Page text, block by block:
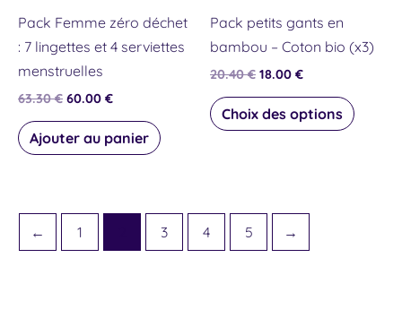
Pack Femme zéro déchet
: 7 lingettes et 4 serviettes
menstruelles
63.30€ 60.00 €
Ajouter au panier
Pack petits gants en
bambou – Coton bio (x3)
20.40€ 18.00 €
Choix des options
← 1 3 4 5 →